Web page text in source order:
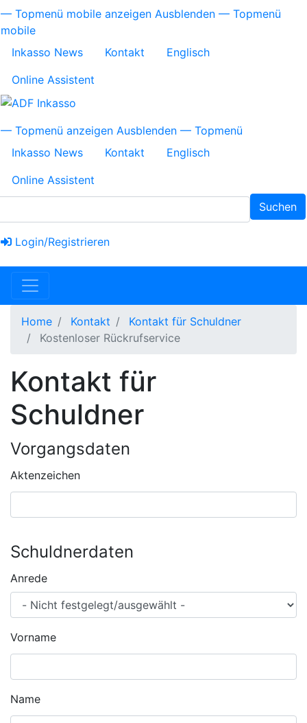
Direkt
zum
Topmenü
mobile
— Topmenü mobile anzeigen Ausblenden — Topmenü
mobile
Inkasso News
Kontakt
Englisch
Online Assistent
Topmenü
— Topmenü anzeigen Ausblenden — Topmenü
Inkasso News
Kontakt
Englisch
Online Assistent
Suchen
Login/Registrieren
Home Kontakt
Kontakt für Schuldner
Kostenloser Rückrufservice
Kontakt für
Schuldner
Vorgangsdaten
Aktenzeichen
Schuldnerdaten
Anrede
Vorname
Name